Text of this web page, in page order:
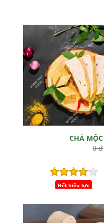
CHẢ MỘC
0 đ
Hết hiệu lực